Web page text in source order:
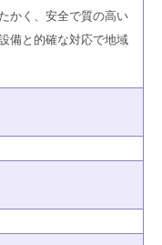
かく、安全で質の高い
備と的確な対応で地域